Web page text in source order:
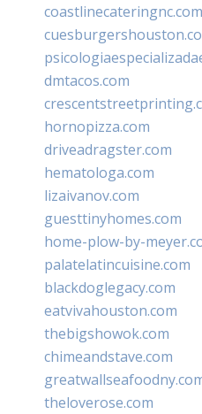
coastlinecateringnc.com
dmtacos.com
hornopizza.com
driveadragster.com
hematologa.com
lizaivanov.com
guesttinyhomes.com
home-plow-by-
palatelatincuisine.com
blackdoglegacy.com
eatvivahouston.com
thebigshowok.com
chimeandstave.com
theloverose.com